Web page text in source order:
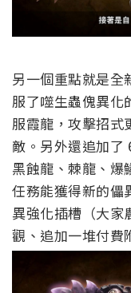
另一個重點就是全
服了噬生蟲傀異化
服霞龍，攻擊招式
敵。另外還追加了
黑蝕龍、棘龍、爆
任務能獲得新的儡
異強化插槽（大家
觀、追加一堆付費